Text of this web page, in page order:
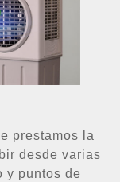
prestamos la
desde varias
y puntos de